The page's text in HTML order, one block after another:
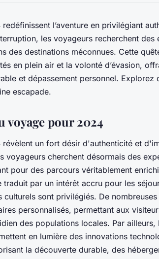
l’aventure en privilégiant
les voyageurs recherchent des
des destinations méconnues. Cette
en plein air et la volonté d’évasion,
et dépassement personnel. Explorez
escapade.
voyage pour 2024
un fort désir d'authenticité et
voyageurs cherchent désormais des
pour des parcours véritablement
traduit par un intérêt accru pour les
culturels sont privilégiés. De
personnalisés, permettant aux
des populations locales. Par ailleurs,
en lumière des innovations
la découverte durable, des